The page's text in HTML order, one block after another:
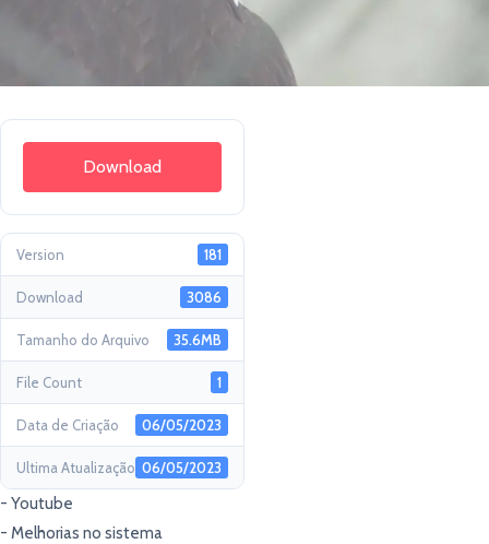
Download
Version 181
Download 3086
Tamanho do Arquivo 35.6MB
File Count 1
Data de Criação 06/05/2023
Ultima Atualização 06/05/2023
- Youtube
- Melhorias no sistema